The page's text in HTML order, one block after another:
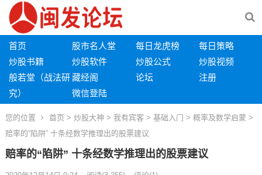
首页 股市名人堂 每日龙虎榜
每日策略
炒股书籍
炒股软件 炒股公式
炒股视频
般若堂（战法研
究）
藏经阁 论坛
注册
微信登陆
您的位置 首页 > 炒股大神 > 我有宾客> 基础入门 > 概率及数学启蒙 >
赔率的“陷阱” 十条经数学推理出的股票建议
赔率的“陷阱” 十条经数学推理出的股票建议